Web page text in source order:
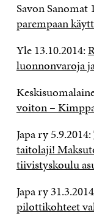
Savon Sanomat
parempaan
Yle 13.10.2014:
luonnonvaroja
voiton –
Japa ry 5.9.2014:
taitolaji!
tiivistyskoulu
Japa ry
pilottikohteet